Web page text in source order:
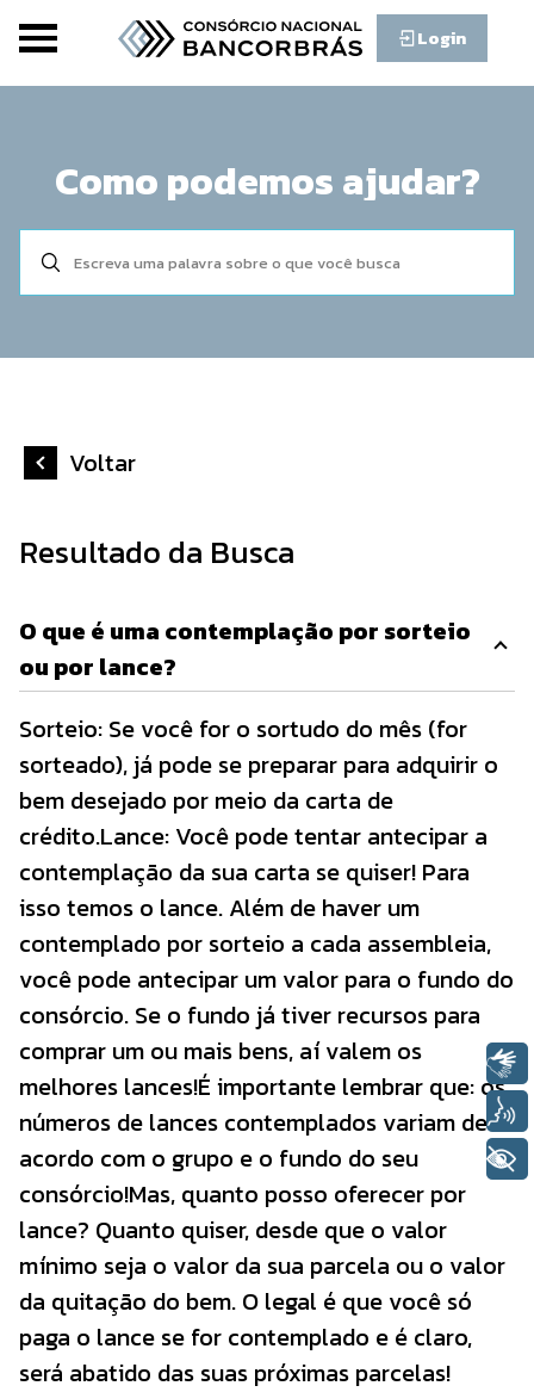
Login
Como podemos ajudar?
Voltar
Resultado da Busca
O que é uma contemplação por sorteio
ou por lance?​
Sorteio: Se você for o sortudo do mês (for
sorteado), já pode se preparar para adquirir o
bem desejado por meio da carta de
crédito.Lance: Você pode tentar antecipar a
contemplação da sua carta se quiser! Para
isso temos o lance. Além de haver um
contemplado por sorteio a cada assembleia,
você pode antecipar um valor para o fundo do
consórcio. Se o fundo já tiver recursos para
comprar um ou mais bens, aí valem os
melhores lances!É importante lembrar que: os
números de lances contemplados variam de
acordo com o grupo e o fundo do seu
consórcio!Mas, quanto posso oferecer por
lance? Quanto quiser, desde que o valor
mínimo seja o valor da sua parcela ou o valor
da quitação do bem. O legal é que você só
paga o lance se for contemplado e é claro,
será abatido das suas próximas parcelas!
Libras
Voz
+ Acessibilidade